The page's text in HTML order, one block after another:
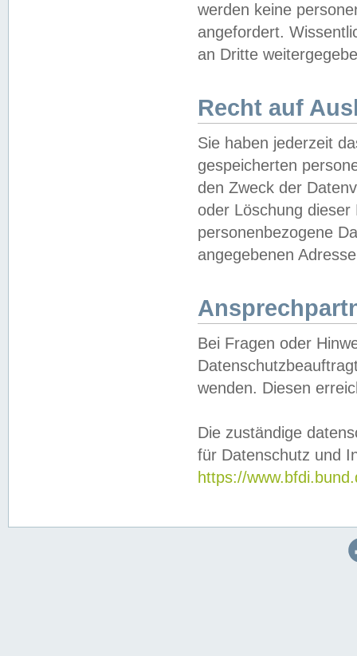
werden keine
angefordert.
an Dritte
Recht auf
Sie haben jederzeit
gespeicherten
den Zweck der
oder Löschung
personenbezogene
angegebenen
Bei Fragen oder
wenden. Diesen
Die zuständige
für Datenschutz und
https://